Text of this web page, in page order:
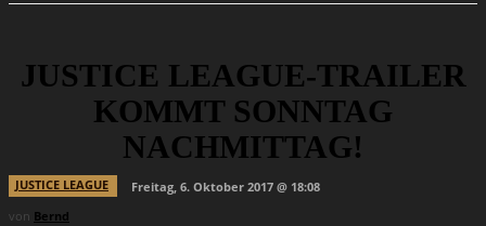
JUSTICE LEAGUE-TRAILER
KOMMT SONNTAG
NACHMITTAG!
JUSTICE LEAGUE
Freitag, 6. Oktober 2017 @ 18:08
von Bernd